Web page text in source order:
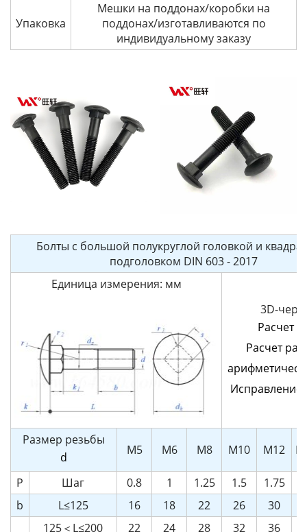
Упаковка
Мешки на поддонах/коробки на
поддонах/изготавливаются по
индивидуальному заказу
Болты с большой полукруглой головкой и
подголовком DIN 603 - 2017
Единица измерения: мм
3D-
Расчет
Расчет
Размер резьбы
d
M5 M6 M8 M10 M12
P Шаг 0.8 1 1.25 1.5 1.75
b
L≤125 16 18 22 26 30
125＜L≤200
22 24 28 32 36